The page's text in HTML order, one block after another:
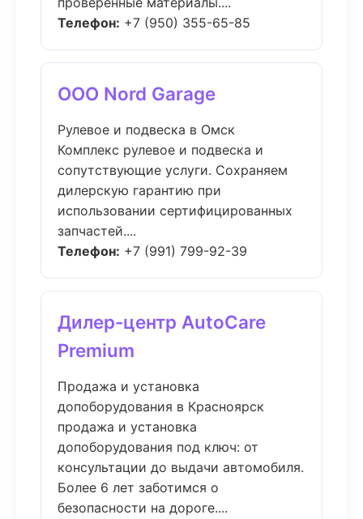
Телефон: +7 (950) 355-65-85
ООО Nord Garage
Рулевое и подвеска в Омск
Комплекс рулевое и подвеска и
сопутствующие услуги. Сохраняем
дилерскую гарантию при
использовании сертифицированных
запчастей....
Телефон: +7 (991) 799-92-39
Дилер-центр AutoCare
Premium
Продажа и установка
допоборудования в Красноярск
продажа и установка
допоборудования под ключ: от
консультации до выдачи автомобиля.
Более 6 лет заботимся о
безопасности на дороге....